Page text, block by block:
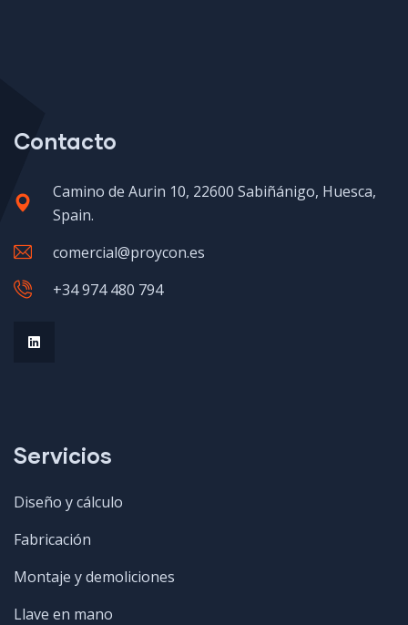
Contacto
Camino de Aurin 10, 22600 Sabiñánigo, Huesca,
Spain.
comercial@proycon.es
+34 974 480 794
Servicios
Diseño y cálculo
Fabricación
Montaje y demoliciones
Llave en mano